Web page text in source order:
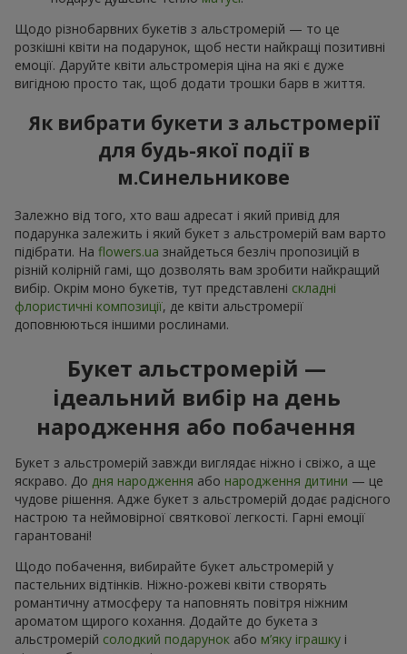
Щодо різнобарвних букетів з альстромерій — то це
розкішні квіти на подарунок, щоб нести найкращі позитивні
емоції. Даруйте квіти альстромерія ціна на які є дуже
вигідною просто так, щоб додати трошки барв в життя.
Як вибрати букети з альстромерії
для будь-якої події в
м.Синельникове
Залежно від того, хто ваш адресат і який привід для
подарунка залежить і який букет з альстромерій вам варто
підібрати. На flowers.ua знайдеться безліч пропозицій в
різній колірній гамі, що дозволять вам зробити найкращий
вибір. Окрім моно букетів, тут представлені складні
флористичні композиції, де квіти альстромерії
доповнюються іншими рослинами.
Букет альстромерій —
ідеальний вибір на день
народження або побачення
Букет з альстромерій завжди виглядає ніжно і свіжо, а ще
яскраво. До дня народження або народження дитини — це
чудове рішення. Адже букет з альстромерій додає радісного
настрою та неймовірної святкової легкості. Гарні емоції
гарантовані!
Щодо побачення, вибирайте букет альстромерій у
пастельних відтінків. Ніжно-рожеві квіти створять
романтичну атмосферу та наповнять повітря ніжним
ароматом щирого кохання. Додайте до букета з
альстромерій солодкий подарунок або м’яку іграшку і